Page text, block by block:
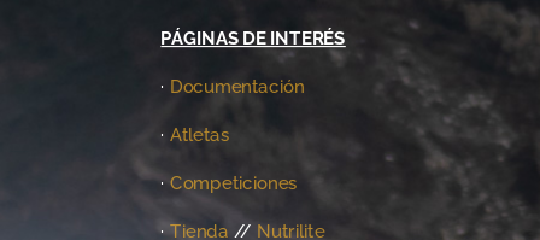
PÁGINAS DE INTERÉS
· Documentación
· Atletas
· Competiciones
·Tienda // Nutrilite